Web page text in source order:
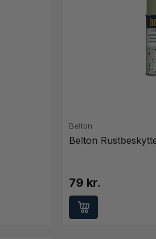
Belton
Belton
79 kr.